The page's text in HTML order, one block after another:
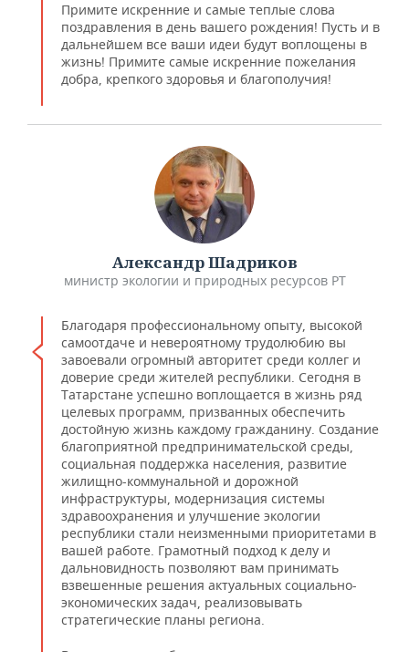
Примите искренние и самые теплые слова
поздравления в день вашего рождения! Пусть и в
дальнейшем все ваши идеи будут воплощены в
жизнь! Примите самые искренние пожелания
добра, крепкого здоровья и благополучия!
Александр Шадриков
министр экологии и природных ресурсов РТ
Благодаря профессиональному опыту, высокой
самоотдаче и невероятному трудолюбию вы
завоевали огромный авторитет среди коллег и
доверие среди жителей республики. Сегодня в
Татарстане успешно воплощается в жизнь ряд
целевых программ, призванных обеспечить
достойную жизнь каждому гражданину. Создание
благоприятной предпринимательской среды,
социальная поддержка населения, развитие
жилищно-коммунальной и дорожной
инфраструктуры, модернизация системы
здравоохранения и улучшение экологии
республики стали неизменными приоритетами в
вашей работе. Грамотный подход к делу и
дальновидность позволяют вам принимать
взвешенные решения актуальных социально-
экономических задач, реализовывать
стратегические планы региона.